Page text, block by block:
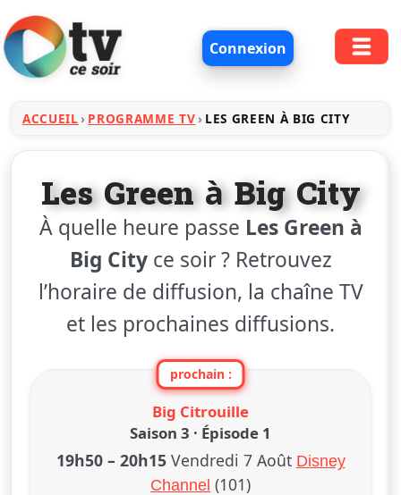
Connexion
ACCUEIL PROGRAMME TV LES GREEN À BIG CITY
Les Green à Big City
À quelle heure passe Les Green à
Big Cityce soir ? Retrouvez
l’horaire de diffusion, la chaîne TV
et les prochaines diffusions.
prochain :
Big Citrouille
Saison 3 · Épisode 1
19h50– 20h15 Vendredi 7 Août Disney
Channel (101)